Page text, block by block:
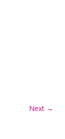
Next →